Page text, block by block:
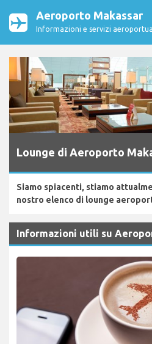
Aeroporto Makassar
Informazioni e servizi
Lounge di Aeroporto
Siamo spiacenti, stiamo
nostro elenco di lounge
Informazioni utili su